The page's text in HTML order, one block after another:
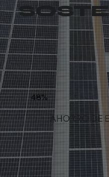
48%
AHORRO DE